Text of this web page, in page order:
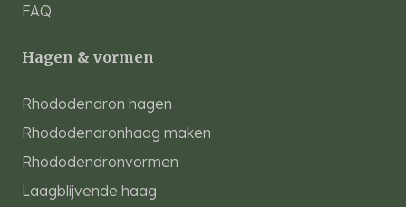
FAQ
Hagen & vormen
Rhododendron hagen
Rhododendronhaag maken
Rhododendronvormen
Laagblijvende haag